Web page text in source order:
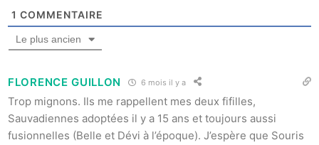
1 COMMENTAIRE
Le plus ancien
FLORENCE GUILLON 6 mois il y a
Trop mignons. Ils me rappellent mes deux fifilles,
Sauvadiennes adoptées il y a 15 ans et toujours aussi
fusionnelles (Belle et Dévi à l’époque). J’espère que Souris